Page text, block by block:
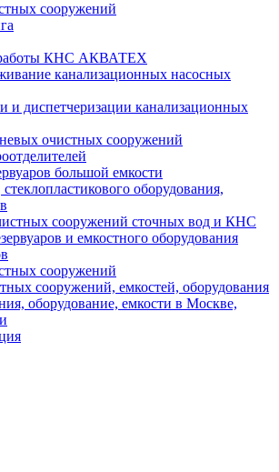
сооружений
работы КНС АКВАТЕХ
канализационных насосных
и диспетчеризации канализационных
очистных сооружений
большой емкости
оборудования,
сооружений сточных вод и КНС
и емкостного оборудования
сооружений
сооружений, емкостей, оборудования
оборудование, емкости в Москве,